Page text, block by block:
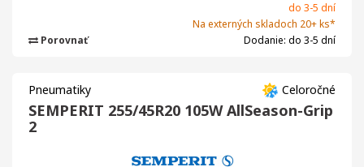
do 3-5 dní
Na externých skladoch 20+ ks*
Dodanie: do 3-5 dní
Porovnať
Celoročné
Pneumatiky
SEMPERIT 255/45R20 105W AllSeason-Grip
2